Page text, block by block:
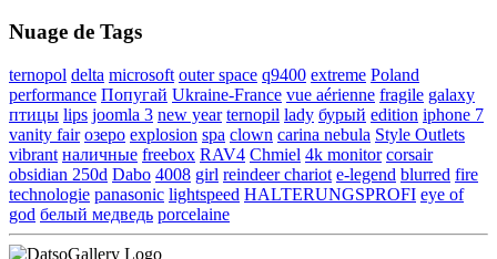
Nuage de Tags
ternopol delta microsoft outer space q9400 extreme Poland
performance Попугай Ukraine-France vue aérienne fragile galaxy
птицы lips joomla 3 new year ternopil lady бурый edition iphone 7
vanity fair озеро explosion spa clown carina nebula Style Outlets
vibrant наличные freebox RAV4 Chmiel 4k monitor corsair
obsidian 250d Dabo 4008 girl reindeer chariot e-legend blurred fire
technologie panasonic lightspeed HALTERUNGSPROFI eye of
god белый медведь porcelaine